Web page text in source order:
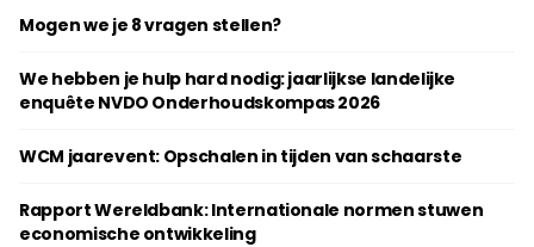
Mogen we je 8 vragen stellen?
We hebben je hulp hard nodig: jaarlijkse landelijke
enquête NVDO Onderhoudskompas 2026
WCM jaarevent: Opschalen in tijden van schaarste
Rapport Wereldbank: Internationale normen stuwen
economische ontwikkeling